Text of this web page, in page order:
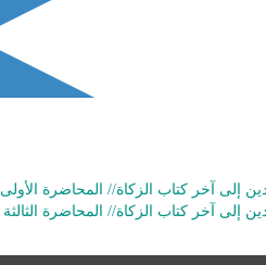
إلى آخر كتاب الزكاة// المحاضرة الأولى
إلى آخر كتاب الزكاة// المحاضرة الثالثة